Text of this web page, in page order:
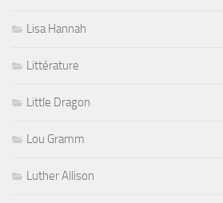
Lisa Hannah
Littérature
Little Dragon
Lou Gramm
Luther Allison